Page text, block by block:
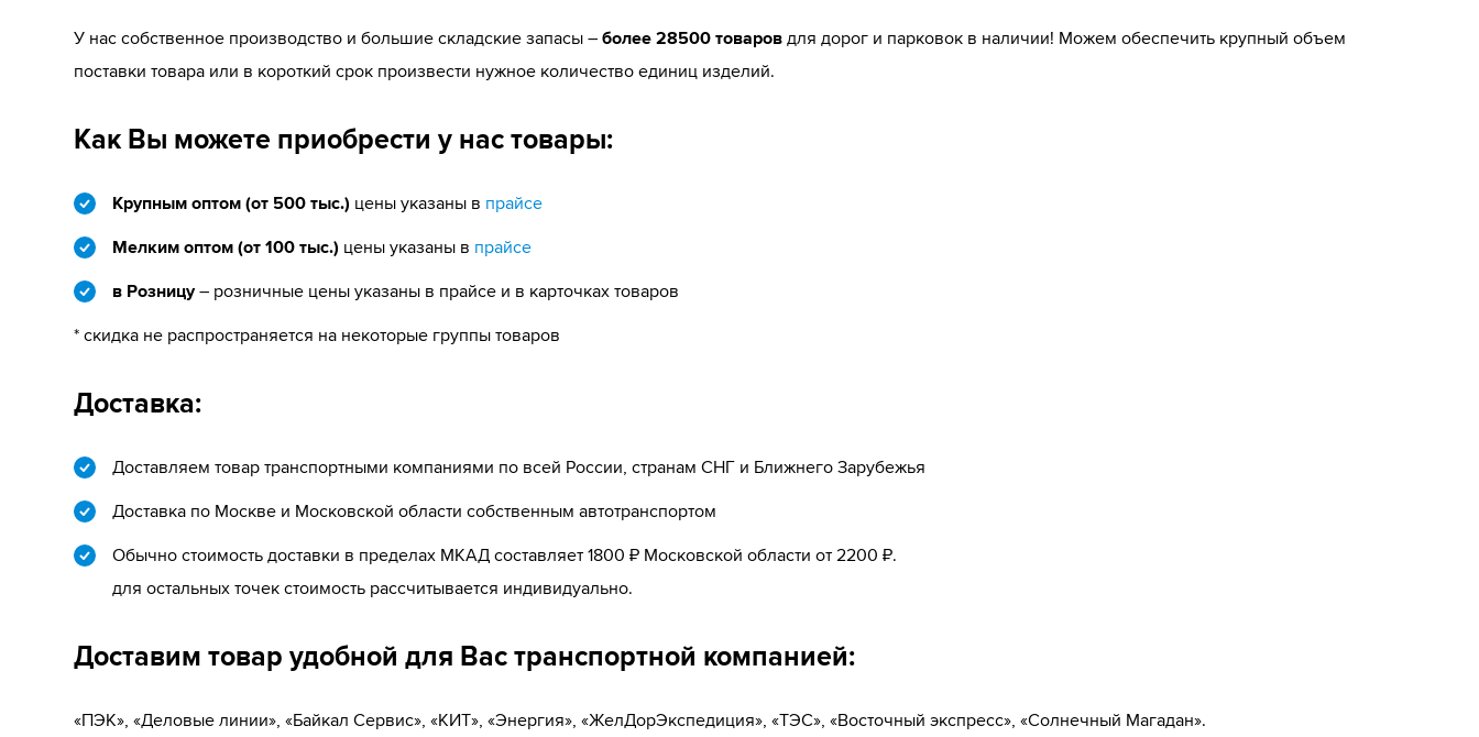
У нас собственное производство и большие складские запасы – более 28500 товаров для дорог и парковок в наличии! Можем обеспечить крупный объем
поставки товара или в короткий срок произвести нужное количество единиц изделий.
Как Вы можете приобрести у нас товары:
Крупным оптом (от 500 тыс.) цены указаны в прайсе
Мелким оптом (от 100 тыс.) цены указаны в прайсе
в Розницу– розничные цены указаны в прайсе и в карточках товаров
* скидка не распространяется на некоторые группы товаров
Доставка:
Доставляем товар транспортными компаниями по всей России, странам СНГ и Ближнего Зарубежья
Доставка по Москве и Московской области собственным автотранспортом
Обычно стоимость доставки в пределах МКАД составляет 1800 ₽ Московской области от 2200 ₽.
для остальных точек стоимость рассчитывается индивидуально.
Доставим товар удобной для Вас транспортной компанией:
«ПЭК», «Деловые линии», «Байкал Сервис», «КИТ», «Энергия», «ЖелДорЭкспедиция», «ТЭС», «Восточный экспресс», «Солнечный Магадан».